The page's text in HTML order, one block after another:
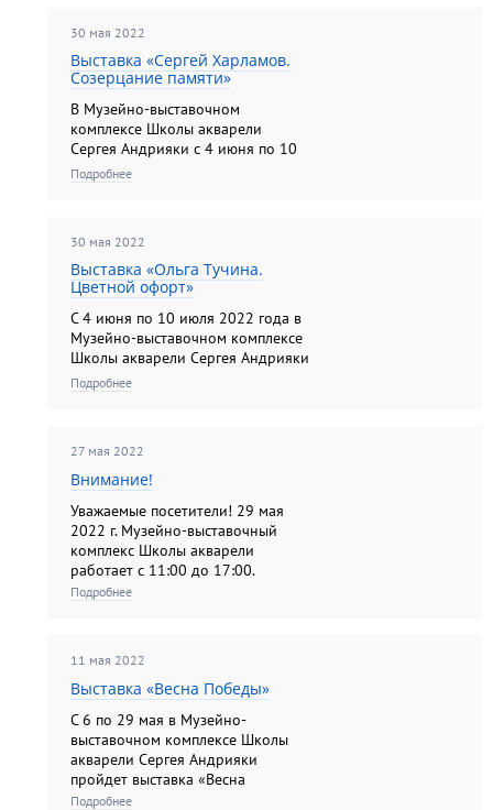
прославленным воинам Великой
Отечественной войны, а также
природе России....
30 мая 2022
Выставка «Сергей Харламов.
Созерцание памяти»
В Музейно-выставочном
комплексе Школы акварели
Сергея Андрияки с 4 июня по 10
июля 2022 г. проходит
персональная выставка
составе экспозиции более 70
произведений, созданных в
технике линогра...
Подробнее
30 мая 2022
Выставка «Ольга Тучина.
Цветной офорт»
С 4 июня по 10 июля 2022 года в
Музейно-выставочном комплексе
Школы акварели Сергея Андрияки
пройдет персональная выставка
художника-графика Ольги
созданных в технике цветного
офорта и литограф...
Подробнее
27 мая 2022
Внимание!
Уважаемые посетители! 29 мая
2022 г. Музейно-выставочный
комплекс Школы акварели
работает с 11:00 до 17:00.
Приносим извинения за
Подробнее
11 мая 2022
Выставка «Весна Победы»
С 6 по 29 мая в Музейно-
выставочном комплексе Школы
акварели Сергея Андрияки
пройдет выставка «Весна
Победы». В составе экспозиции –
Подробнее